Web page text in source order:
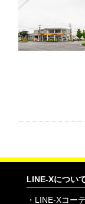
LINE-Xについ
・ LINE-Xコー